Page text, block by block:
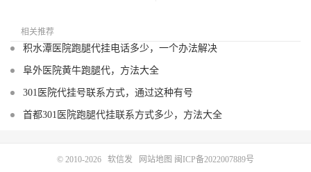
相关推荐
积水潭医院跑腿代挂电话多少，一个办法解决
阜外医院黄牛跑腿代，方法大全
301医院代挂号联系方式，通过这种有号
首都301医院跑腿代挂联系方式多少，方法大全
© 2010-2026 软信发 网站地图 闽ICP备2022007889号